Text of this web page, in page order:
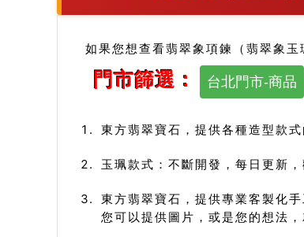
如果您想查看翡翠象項鍊（翡翠象
門市篩選： 台北門市-商品
東方翡翠寶石，提供各種造型款
玉珮款式：不斷開發，每日更新
東方翡翠寶石，提供專業客製化
您可以提供圖片，或是您的想法，